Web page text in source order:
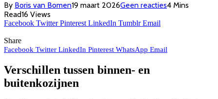
By Boris van Bomen19 maart 2026Geen reacties4 Mins
Read16 Views
Facebook Twitter Pinterest LinkedIn Tumblr Email
Share
Facebook Twitter LinkedIn Pinterest WhatsApp Email
Verschillen tussen binnen- en
buitenkozijnen